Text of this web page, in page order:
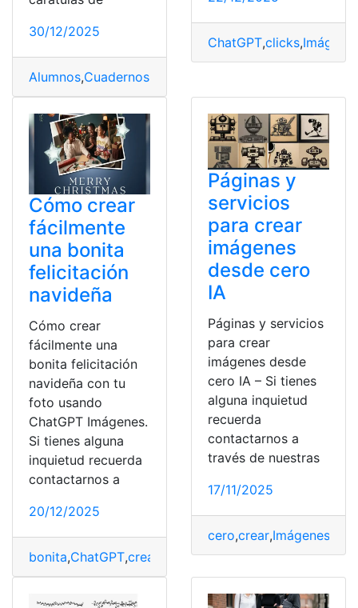
30/12/2025
Alumnos,Cuadernos
ChatGPT,clicks,
Cómo crear
fácilmente
una bonita
felicitación
navideña
Cómo crear
fácilmente una
bonita felicitación
navideña con tu
foto usando
ChatGPT Imágenes.
Si tienes alguna
inquietud recuerda
contactarnos a
20/12/2025
bonita,ChatGPT,crear fácilmente,felicitación,foto,
Páginas y
servicios
para crear
imágenes
desde cero
IA
Páginas y servicios
para crear
imágenes desde
cero IA – Si tienes
alguna inquietud
recuerda
contactarnos a
través de nuestras
17/11/2025
cero,crear,Imágenes